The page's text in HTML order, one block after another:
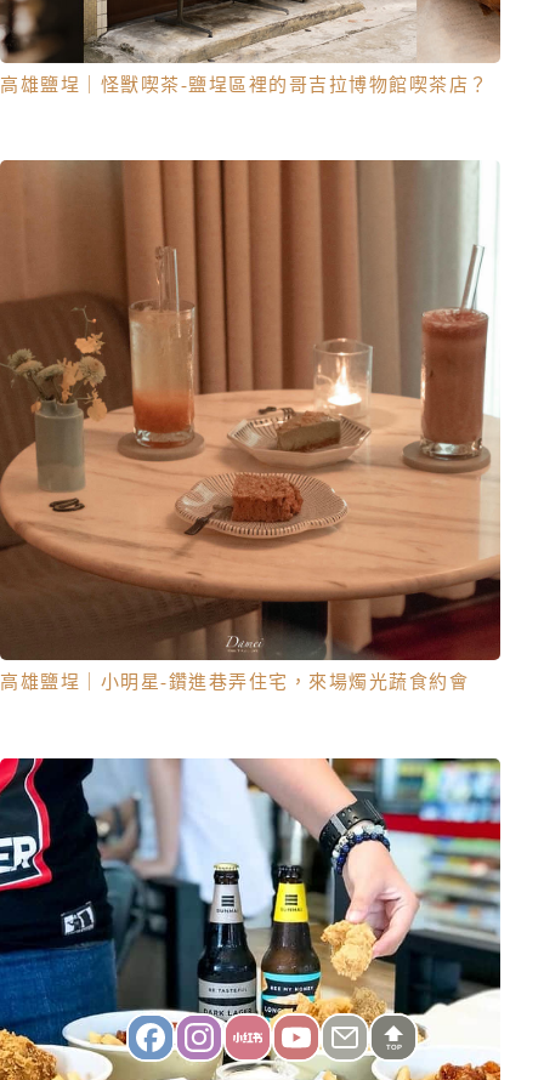
高雄鹽埕｜怪獸喫茶-鹽埕區裡的哥吉拉博物館喫茶店？
高雄鹽埕｜小明星-鑽進巷弄住宅，來場燭光蔬食約會
TOP